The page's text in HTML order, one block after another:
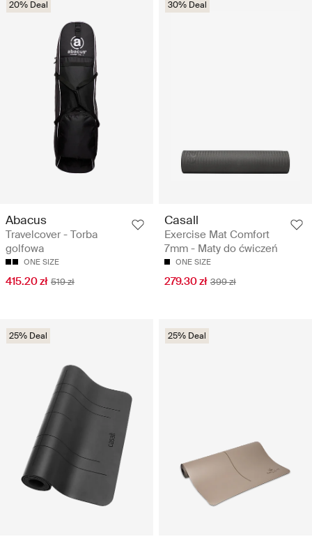
20% Deal
Abacus
Travelcover - Torba
golfowa
ONE SIZE
415.20 zł 519 zł
30% Deal
Casall
Exercise Mat Comfort
7mm - Maty do ćwiczeń
ONE SIZE
279.30 zł 399 zł
25% Deal 25% Deal